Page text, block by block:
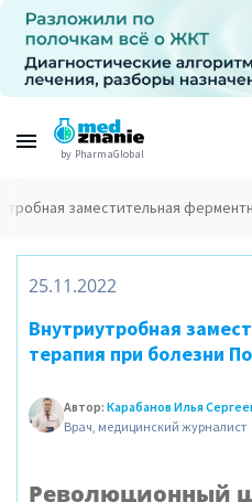
by PharmaGlobal
заместительная
25.11.2022
Внутриутробная
терапия при болезни
Автор: Карабанов Илья
Врач, медицинский журналист
Революционный